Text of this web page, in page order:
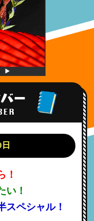
！
い！
ペシャル！